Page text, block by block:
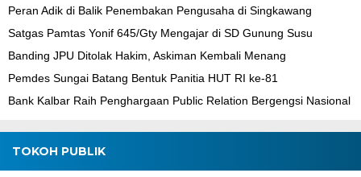
Peran Adik di Balik Penembakan Pengusaha di Singkawang
Satgas Pamtas Yonif 645/Gty Mengajar di SD Gunung Susu
Banding JPU Ditolak Hakim, Askiman Kembali Menang
Pemdes Sungai Batang Bentuk Panitia HUT RI ke-81
Bank Kalbar Raih Penghargaan Public Relation Bergengsi Nasional
TOKOH PUBLIK